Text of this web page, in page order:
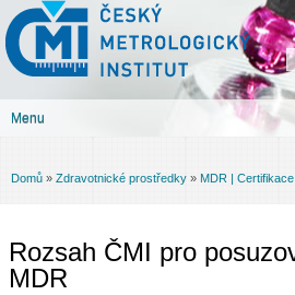
obsahu
Český
metrologický
institut
Menu
Jste zde
Domů » Zdravotnické prostředky » MDR |
Rozsah ČMI pro
MDR